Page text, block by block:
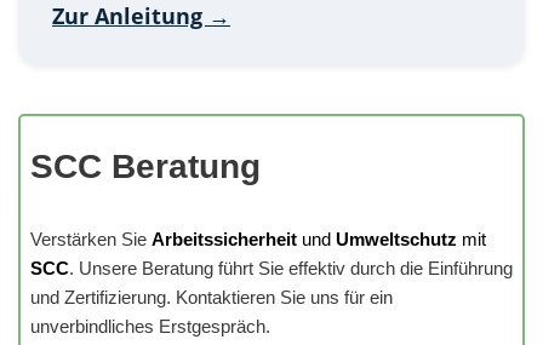
Zur Anleitung →
SCC Beratung
Verstärken Sie Arbeitssicherheit und Umweltschutz mit
SCC. Unsere Beratung führt Sie effektiv durch die Einführung
und Zertifizierung. Kontaktieren Sie uns für ein
unverbindliches Erstgespräch.